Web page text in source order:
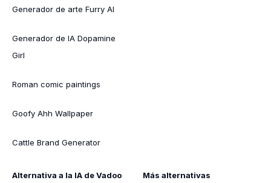
Generador de arte Furry AI
Generador de IA Dopamine
Girl
Roman comic paintings
Goofy Ahh Wallpaper
Cattle Brand Generator
Alternativa a la IA de Vadoo Más alternativas